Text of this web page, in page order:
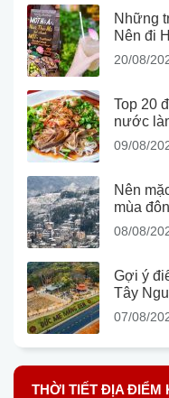
Những
Nên đi
20/08/
Top 20
nước
09/08/
Nên
mùa
08/08/
Gợi ý
Tây
07/08/
THỜI TIẾT ĐỊA ĐIỂM